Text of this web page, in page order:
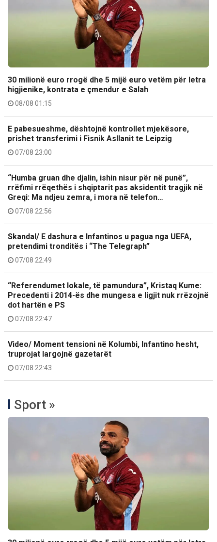
30 milionë euro rrogë dhe 5 mijë euro vetëm për letra
higjienike, kontrata e çmendur e Salah
08/08 01:15
E pabesueshme, dështojnë kontrollet mjekësore,
prishet transferimi i Fisnik Asllanit te Leipzig
07/08 23:00
“Humba gruan dhe djalin, ishin nisur për në punë”,
rrëfimi rrëqethës i shqiptarit pas aksidentit tragjik në
Greqi: Ma ndjeu zemra, i mora në telefon…
07/08 22:56
Skandal/ E dashura e Infantinos u pagua nga UEFA,
pretendimi tronditës i “The Telegraph”
07/08 22:49
“Referendumet lokale, të pamundura”, Kristaq Kume:
Precedenti i 2014-ës dhe mungesa e ligjit nuk rrëzojnë
dot hartën e PS
07/08 22:47
Video/ Moment tensioni në Kolumbi, Infantino hesht,
truprojat largojnë gazetarët
07/08 22:43
Sport »